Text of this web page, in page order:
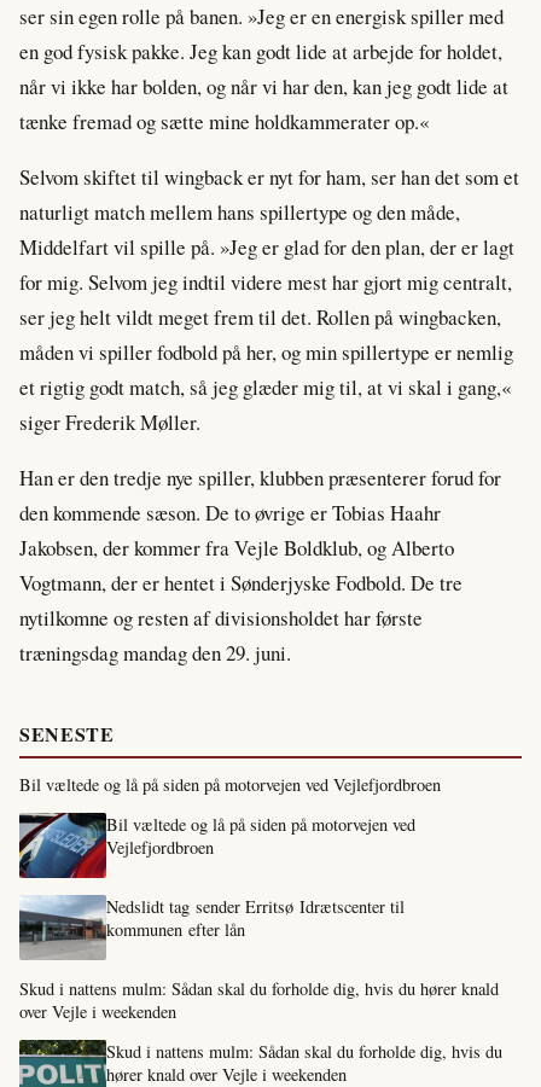
ser sin egen rolle på banen. »Jeg er en energisk spiller med
en god fysisk pakke. Jeg kan godt lide at arbejde for holdet,
når vi ikke har bolden, og når vi har den, kan jeg godt lide at
tænke fremad og sætte mine holdkammerater op.«
Selvom skiftet til wingback er nyt for ham, ser han det som et
naturligt match mellem hans spillertype og den måde,
Middelfart vil spille på. »Jeg er glad for den plan, der er lagt
for mig. Selvom jeg indtil videre mest har gjort mig centralt,
ser jeg helt vildt meget frem til det. Rollen på wingbacken,
måden vi spiller fodbold på her, og min spillertype er nemlig
et rigtig godt match, så jeg glæder mig til, at vi skal i gang,«
siger Frederik Møller.
Han er den tredje nye spiller, klubben præsenterer forud for
den kommende sæson. De to øvrige er Tobias Haahr
Jakobsen, der kommer fra Vejle Boldklub, og Alberto
Vogtmann, der er hentet i Sønderjyske Fodbold. De tre
nytilkomne og resten af divisionsholdet har første
træningsdag mandag den 29. juni.
SENESTE
Bil væltede og lå på siden på motorvejen ved Vejlefjordbroen
Bil væltede og lå på siden på motorvejen ved
Vejlefjordbroen
Nedslidt tag sender Erritsø Idrætscenter til
kommunen efter lån
Skud i nattens mulm: Sådan skal du forholde dig, hvis du hører knald
over Vejle i weekenden
Skud i nattens mulm: Sådan skal du forholde dig, hvis du
hører knald over Vejle i weekenden